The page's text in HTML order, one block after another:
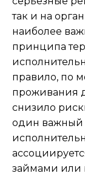
так и на
наиболее
принципа
правило, по
проживания
снизило
один важный
займами или